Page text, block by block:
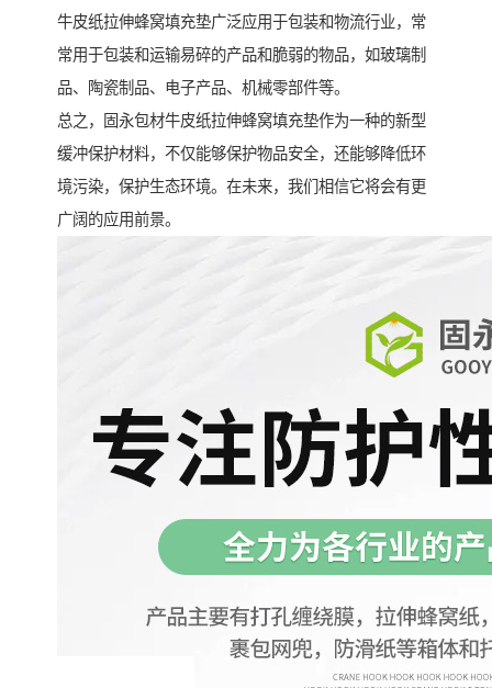
牛皮纸拉伸蜂窝填充垫广泛应用于包装和物流行业，常
常用于包装和运输易碎的产品和脆弱的物品，如玻璃制
品、陶瓷制品、电子产品、机械零部件等。
总之，固永包材牛皮纸拉伸蜂窝填充垫作为一种的新型
缓冲保护材料，不仅能够保护物品安全，还能够降低环
境污染，保护生态环境。在未来，我们相信它将会有更
广阔的应用前景。